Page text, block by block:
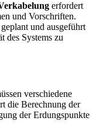
erfordert
und Vorschriften.
und ausgeführt
des Systems zu
verschiedene
die Berechnung der
der Erdungspunkte